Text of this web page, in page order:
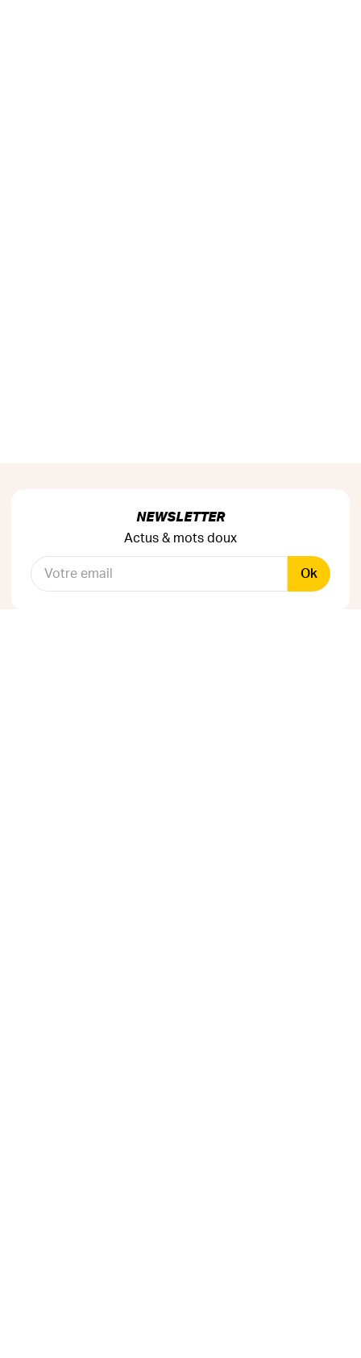
NEWSLETTER
Actus & mots doux
Ok